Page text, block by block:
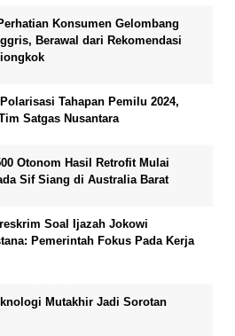
Konsumen Gelombang
Berawal dari Rekomendasi
Tahapan Pemilu 2024,
Satgas Nusantara
Otonom Hasil Retrofit Mulai
Sif Siang di Australia Barat
Soal Ijazah Jokowi
Pemerintah Fokus Pada Kerja
Mutakhir Jadi Sorotan